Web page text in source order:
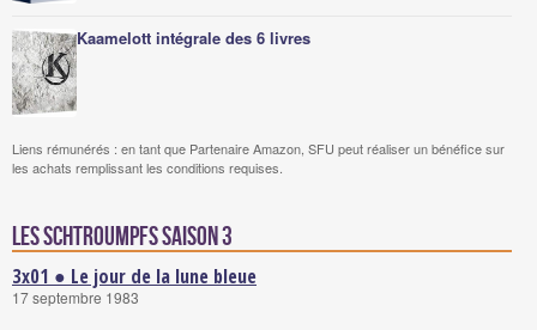
Kaamelott intégrale des 6 livres
Liens rémunérés : en tant que Partenaire Amazon, SFU peut réaliser un bénéfice sur
les achats remplissant les conditions requises.
Les Schtroumpfs saison 3
3x01 ● Le jour de la lune bleue
17 septembre 1983